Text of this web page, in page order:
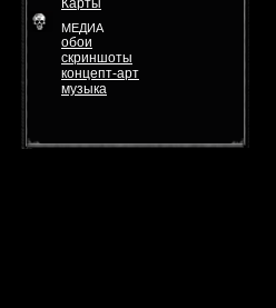
Карты
МЕДИА
обои
скриншоты
концепт-арт
музыка